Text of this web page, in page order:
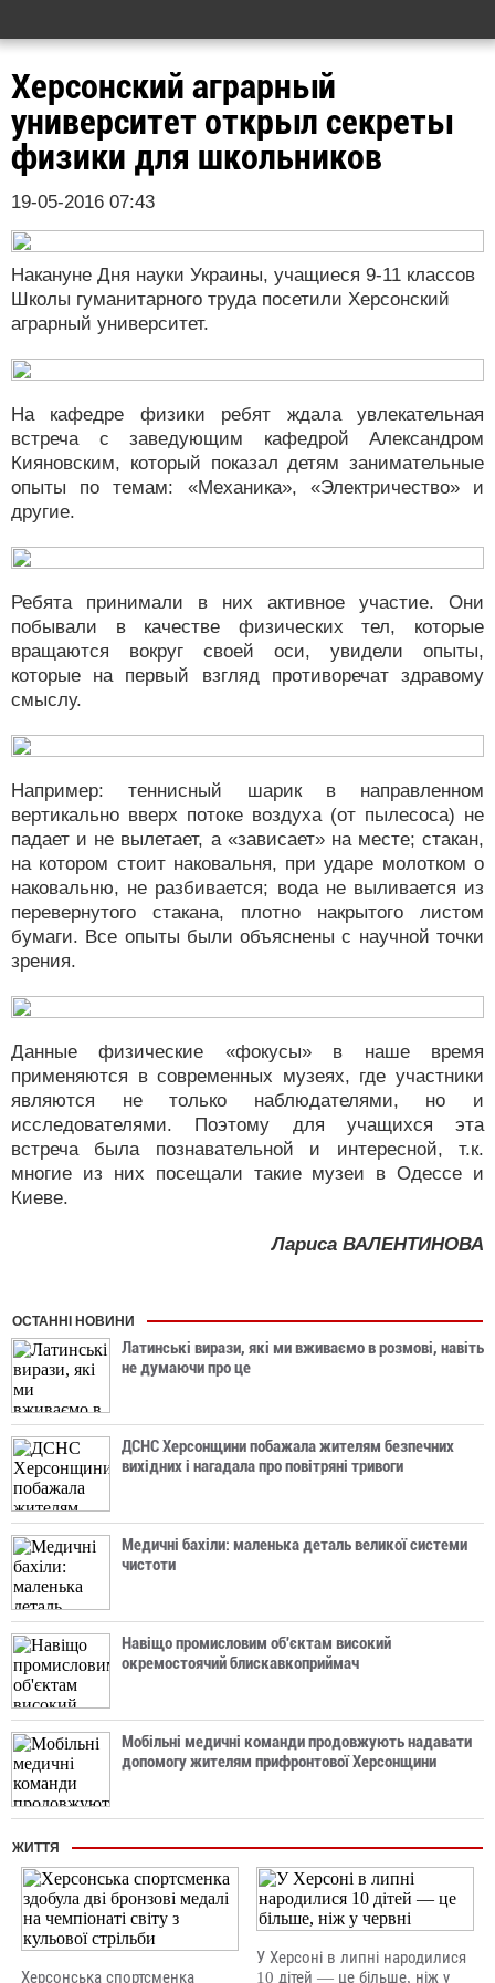
Херсонский аграрный
университет открыл секреты
физики для школьников
19-05-2016 07:43
Накануне Дня науки Украины, учащиеся 9-11 классов
Школы гуманитарного труда посетили Херсонский
аграрный университет.
На кафедре физики ребят ждала увлекательная
встреча с заведующим кафедрой Александром
Кияновским, который показал детям занимательные
опыты по темам: «Механика», «Электричество» и
другие.
Ребята принимали в них активное участие. Они
побывали в качестве физических тел, которые
вращаются вокруг своей оси, увидели опыты,
которые на первый взгляд противоречат здравому
смыслу.
Например: теннисный шарик в направленном
вертикально вверх потоке воздуха (от пылесоса) не
падает и не вылетает, а «зависает» на месте; стакан,
на котором стоит наковальня, при ударе молотком о
наковальню, не разбивается; вода не выливается из
перевернутого стакана, плотно накрытого листом
бумаги. Все опыты были объяснены с научной точки
зрения.
Данные физические «фокусы» в наше время
применяются в современных музеях, где участники
являются не только наблюдателями, но и
исследователями. Поэтому для учащихся эта
встреча была познавательной и интересной, т.к.
многие из них посещали такие музеи в Одессе и
Киеве.
Лариса ВАЛЕНТИНОВА
ОСТАННІ НОВИНИ
Латинські вирази, які ми вживаємо в розмові, навіть
не думаючи про це
ДСНС Херсонщини побажала жителям безпечних
вихідних і нагадала про повітряні тривоги
Медичні бахіли: маленька деталь великої системи
чистоти
Навіщо промисловим об'єктам високий
окремостоячий блискавкоприймач
Мобільні медичні команди продовжують надавати
допомогу жителям прифронтової Херсонщини
ЖИТТЯ
Херсонська спортсменка
У Херсоні в липні народилися
10 дітей — це більше, ніж у